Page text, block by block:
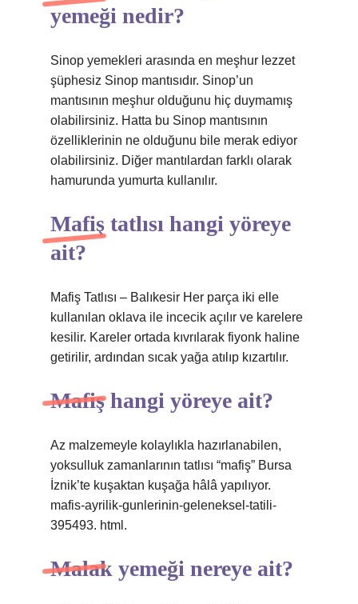
yemeği nedir?
Sinop yemekleri arasında en meşhur lezzet
şüphesiz Sinop mantısıdır. Sinop’un
mantısının meşhur olduğunu hiç duymamış
olabilirsiniz. Hatta bu Sinop mantısının
özelliklerinin ne olduğunu bile merak ediyor
olabilirsiniz. Diğer mantılardan farklı olarak
hamurunda yumurta kullanılır.
Mafiş tatlısı hangi yöreye
ait?
Mafiş Tatlısı – Balıkesir Her parça iki elle
kullanılan oklava ile incecik açılır ve karelere
kesilir. Kareler ortada kıvrılarak fiyonk haline
getirilir, ardından sıcak yağa atılıp kızartılır.
Mafiş hangi yöreye ait?
Az malzemeyle kolaylıkla hazırlanabilen,
yoksulluk zamanlarının tatlısı “mafiş” Bursa
İznik’te kuşaktan kuşağa hâlâ yapılıyor.
mafis-ayrilik-gunlerinin-geleneksel-tatili-
395493. html.
Malak yemeği nereye ait?